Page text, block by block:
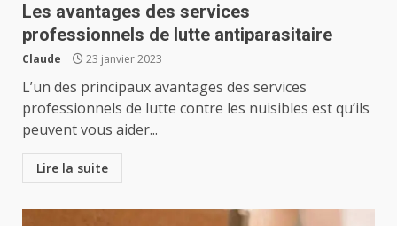
Les avantages des services
professionnels de lutte antiparasitaire
Claude 23 janvier 2023
L’un des principaux avantages des services
professionnels de lutte contre les nuisibles est qu’ils
peuvent vous aider...
Lire la suite